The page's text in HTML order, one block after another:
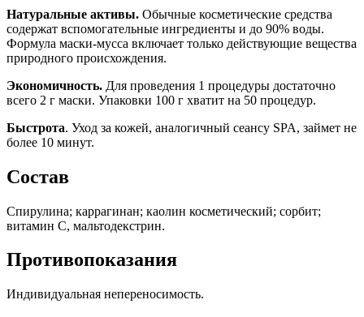
Натуральные активы. Обычные косметические средства
содержат вспомогательные ингредиенты и до 90% воды.
Формула маски-мусса включает только действующие вещества
природного происхождения.
Экономичность. Для проведения 1 процедуры достаточно
всего 2 г маски. Упаковки 100 г хватит на 50 процедур.
Быстрота. Уход за кожей, аналогичный сеансу SPA, займет не
более 10 минут.
Состав
Спирулина; каррагинан; каолин косметический; сорбит;
витамин С, мальтодекстрин.
Противопоказания
Индивидуальная непереносимость.